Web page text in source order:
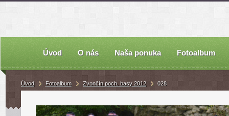
Úvod O nás Naša ponuka Fotoalbum
Úvod Fotoalbum Zvončín poch. basy 2012 028